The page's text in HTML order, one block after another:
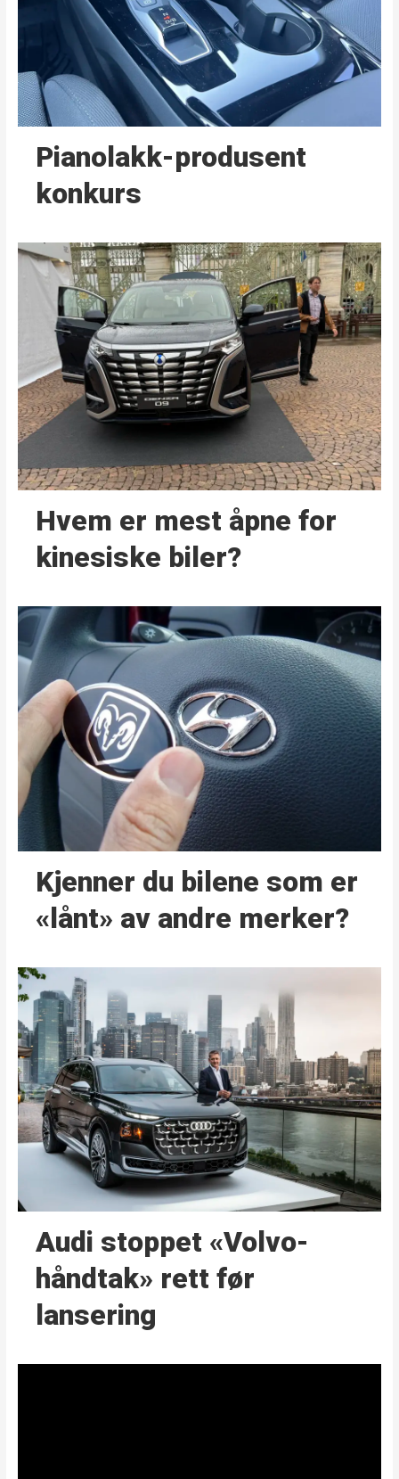
Pianolakk-produsent
konkurs
Hvem er mest åpne for
kinesiske biler?
Kjenner du bilene som er
«lånt» av andre merker?
Audi stoppet «Volvo-
håndtak» rett før
lansering